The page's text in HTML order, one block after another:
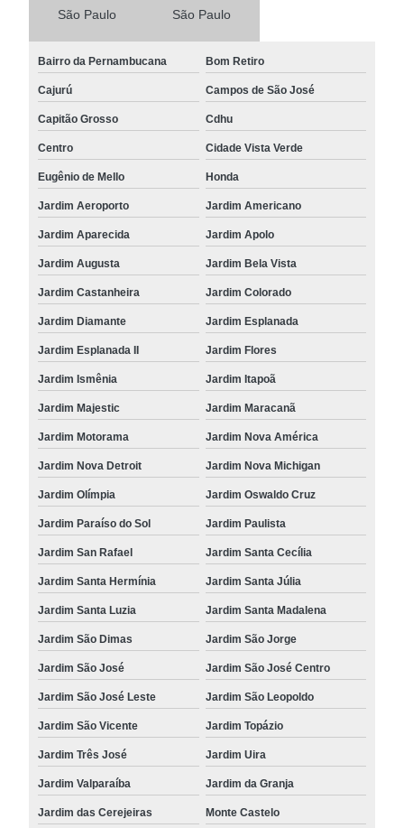
São Paulo São Paulo
Bairro da Pernambucana Bom Retiro
Cajurú Campos de São José
Capitão Grosso Cdhu
Centro Cidade Vista Verde
Eugênio de Mello Honda
Jardim Aeroporto Jardim Americano
Jardim Aparecida Jardim Apolo
Jardim Augusta Jardim Bela Vista
Jardim Castanheira Jardim Colorado
Jardim Diamante Jardim Esplanada
Jardim Esplanada II Jardim Flores
Jardim Ismênia Jardim Itapoã
Jardim Majestic Jardim Maracanã
Jardim Motorama Jardim Nova América
Jardim Nova Detroit Jardim Nova Michigan
Jardim Olímpia Jardim Oswaldo Cruz
Jardim Paraíso do Sol Jardim Paulista
Jardim San Rafael Jardim Santa Cecília
Jardim Santa Hermínia Jardim Santa Júlia
Jardim Santa Luzia Jardim Santa Madalena
Jardim São Dimas Jardim São Jorge
Jardim São José Jardim São José Centro
Jardim São José Leste Jardim São Leopoldo
Jardim São Vicente Jardim Topázio
Jardim Três José Jardim Uira
Jardim Valparaíba Jardim da Granja
Jardim das Cerejeiras Monte Castelo